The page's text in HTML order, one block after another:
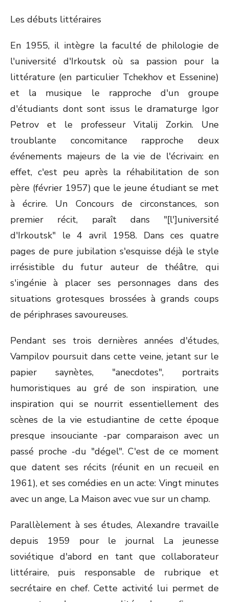
Les débuts littéraires
En 1955, il intègre la faculté de philologie de
l'université d'Irkoutsk où sa passion pour la
littérature (en particulier Tchekhov et Essenine)
et la musique le rapproche d'un groupe
d'étudiants dont sont issus le dramaturge Igor
Petrov et le professeur Vitalij Zorkin. Une
troublante concomitance rapproche deux
événements majeurs de la vie de l'écrivain: en
effet, c'est peu après la réhabilitation de son
père (février 1957) que le jeune étudiant se met
à écrire. Un Concours de circonstances, son
premier récit, paraît dans "[l']université
d'Irkoutsk" le 4 avril 1958. Dans ces quatre
pages de pure jubilation s'esquisse déjà le style
irrésistible du futur auteur de théâtre, qui
s'ingénie à placer ses personnages dans des
situations grotesques brossées à grands coups
de périphrases savoureuses.
Pendant ses trois dernières années d'études,
Vampilov poursuit dans cette veine, jetant sur le
papier saynètes, "anecdotes", portraits
humoristiques au gré de son inspiration, une
inspiration qui se nourrit essentiellement des
scènes de la vie estudiantine de cette époque
presque insouciante -par comparaison avec un
passé proche -du "dégel". C'est de ce moment
que datent ses récits (réunit en un recueil en
1961), et ses comédies en un acte: Vingt minutes
avec un ange, La Maison avec vue sur un champ.
Parallèlement à ses études, Alexandre travaille
depuis 1959 pour le journal La jeunesse
soviétique d'abord en tant que collaborateur
littéraire, puis responsable de rubrique et
secrétaire en chef. Cette activité lui permet de